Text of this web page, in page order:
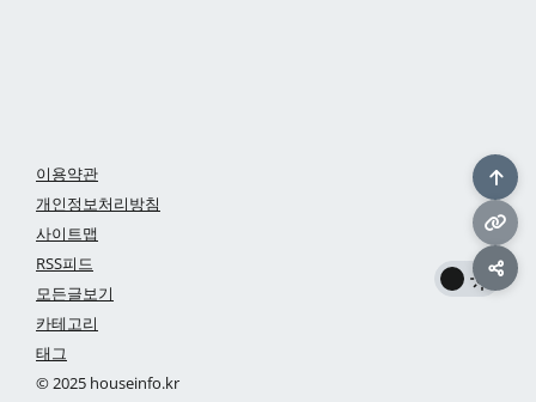
이용약관
개인정보처리방침
사이트맵
RSS피드
모든글보기
카테고리
태그
© 2025 houseinfo.kr